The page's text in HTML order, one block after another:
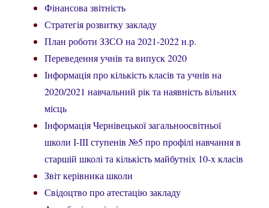
Фінансова звітність
Стратегія розвитку закладу
План роботи ЗЗСО на 2021-2022 н.р.
Переведення учнів та випуск 2020
Інформація про кількість класів та учнів на
2020/2021 навчальний рік та наявність вільних
місць
Інформація Чернівецької загальноосвітньої
школи І-ІІІ ступенів №5 про профілі навчання в
старшій школі та кількість майбутніх 10-х класів
Звіт керівника школи
Свідоцтво про атестацію закладу